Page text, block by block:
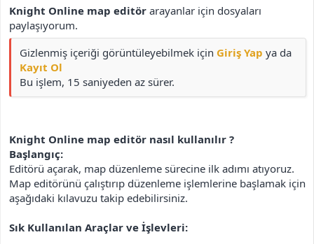
Knight Online map editör arayanlar için dosyaları
paylaşıyorum.
Gizlenmiş içeriği görüntüleyebilmek için Giriş Yap ya da
Kayıt Ol
Bu işlem, 15 saniyeden az sürer.
Knight Online map editör nasıl kullanılır ?
Başlangıç:
Editörü açarak, map düzenleme sürecine ilk adımı atıyoruz.
Map editörünü çalıştırıp düzenleme işlemlerine başlamak için
aşağıdaki kılavuzu takip edebilirsiniz.
Sık Kullanılan Araçlar ve İşlevleri: